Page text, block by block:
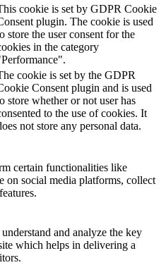
cookie is set by GDPR Cookie
plugin. The cookie is used
store the user consent for the
in the category
cookie is set by the GDPR
Consent plugin and is used
store whether or not user has
to the use of cookies. It
not store any personal data.
certain functionalities like
on social media platforms, collect
and analyze the key
which helps in delivering a